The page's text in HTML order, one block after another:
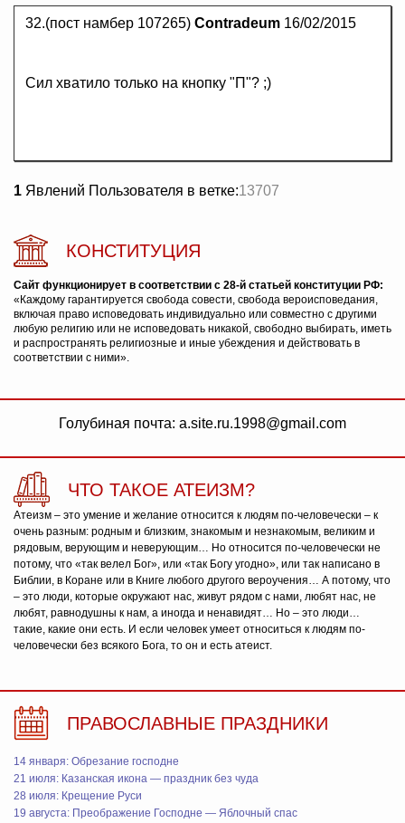
32.(пост намбер 107265) Contradeum 16/02/2015
Сил хватило только на кнопку "П"? ;)
1 Явлений Пользователя в ветке:13707
КОНСТИТУЦИЯ
Сайт функционирует в соответствии с 28-й статьей конституции РФ:
«Каждому гарантируется свобода совести, свобода вероисповедания,
включая право исповедовать индивидуально или совместно с другими
любую религию или не исповедовать никакой, свободно выбирать, иметь
и распространять религиозные и иные убеждения и действовать в
соответствии с ними».
Голубиная почта: a.site.ru.1998@gmail.com
ЧТО ТАКОЕ АТЕИЗМ?
Атеизм – это умение и желание относится к людям по-человечески – к
очень разным: родным и близким, знакомым и незнакомым, великим и
рядовым, верующим и неверующим… Но относится по-человечески не
потому, что «так велел Бог», или «так Богу угодно», или так написано в
Библии, в Коране или в Книге любого другого вероучения… А потому, что
– это люди, которые окружают нас, живут рядом с нами, любят нас, не
любят, равнодушны к нам, а иногда и ненавидят… Но – это люди…
такие, какие они есть. И если человек умеет относиться к людям по-
человечески без всякого Бога, то он и есть атеист.
ПРАВОСЛАВНЫЕ ПРАЗДНИКИ
14 января: Обрезание господне
21 июля: Казанская икона — праздник без чуда
28 июля: Крещение Руси
19 августа: Преображение Господне — Яблочный спас